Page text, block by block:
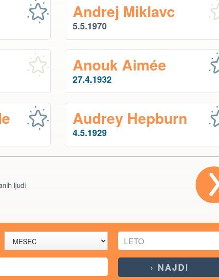
Andrej Miklavc
5.5.1970
Anouk Aimée
27.4.1932
Audrey Hepburn
4.5.1929
ljudi